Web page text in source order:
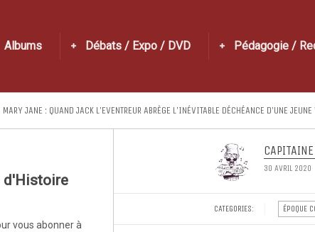
Albums Débats / Expo / DVD Pédagogie /
MARY JANE : QUAND JACK L’EVENTREUR ABRÈGE L’INÉVITABLE DÉCHÉANCE D’UNE
d'Histoire
vous abonner à
30 AVRIL 2020
CATEGORIES: ÉPOQUE